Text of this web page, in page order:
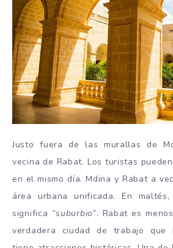
Justo fuera de las murallas de
vecina de Rabat. Los turistas
en el mismo día. Mdina y Rabat a
área urbana unificada. En
significa “suburbio”. Rabat es
verdadera ciudad de trabajo que